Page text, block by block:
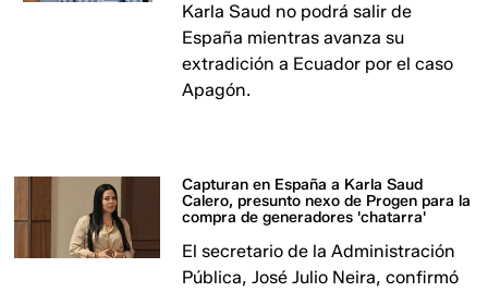
Karla Saud no podrá salir de
España mientras avanza su
extradición a Ecuador por el caso
Apagón.
Capturan en España a Karla Saud
Calero, presunto nexo de Progen para la
compra de generadores 'chatarra'
El secretario de la Administración
Pública, José Julio Neira, confirmó